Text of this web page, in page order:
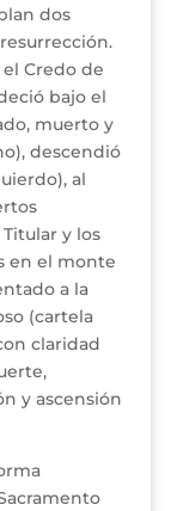
dos
Credo de
bajo el
muerto y
descendió
al
y los
en el monte
a la
(cartela
claridad
y ascensión